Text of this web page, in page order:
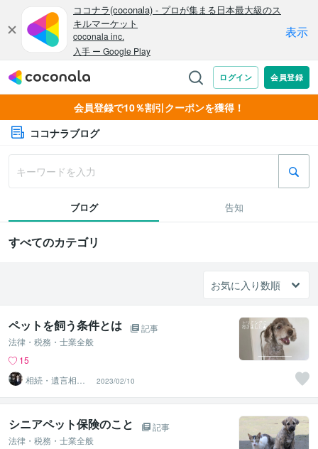
会員登録で10％割引クーポンを獲得！
ココナラブログ
ブログ 告知
すべてのカテゴリ
ペットを飼う条件とは
記事
法律・税務・士業全般
15
相続・遺言相談
所
2023/02/10
シニアペット保険のこと
記事
法律・税務・士業全般